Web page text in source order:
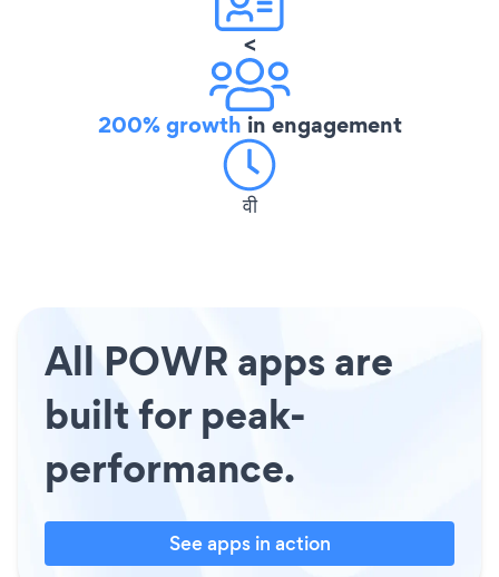
<
200% growth in engagement
वी
All POWR apps are
built for peak-
performance.
See apps in action